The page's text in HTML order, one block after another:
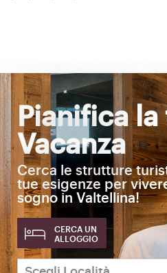
Pianifica la
Vacanza
Cerca le strutture
tue esigenze per
sogno in Valtellina!
CERCA UN
ALLOGGIO